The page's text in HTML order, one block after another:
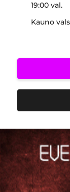
19:00 val.
Kauno